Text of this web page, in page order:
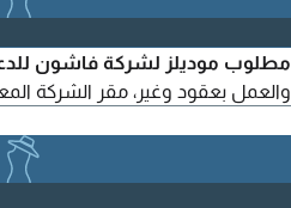
مطلوب موديلز لشركة فاشون
والعمل بعقود وغير، مقر الشركة